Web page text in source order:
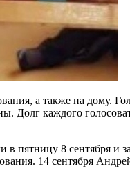
а также на дому.
Долг каждого
пятницу 8 сентября и
14 сентября